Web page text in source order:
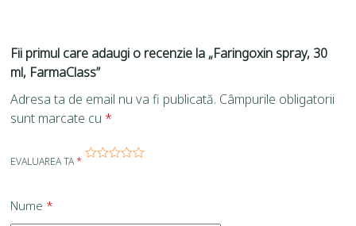
Fii primul care adaugi o recenzie la „Faringoxin spray, 30
ml, FarmaClass”
Adresa ta de email nu va fi publicată. Câmpurile obligatorii
sunt marcate cu *
EVALUAREA TA*
Nume *